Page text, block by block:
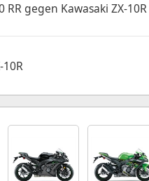
RR gegen Kawasaki ZX-10R